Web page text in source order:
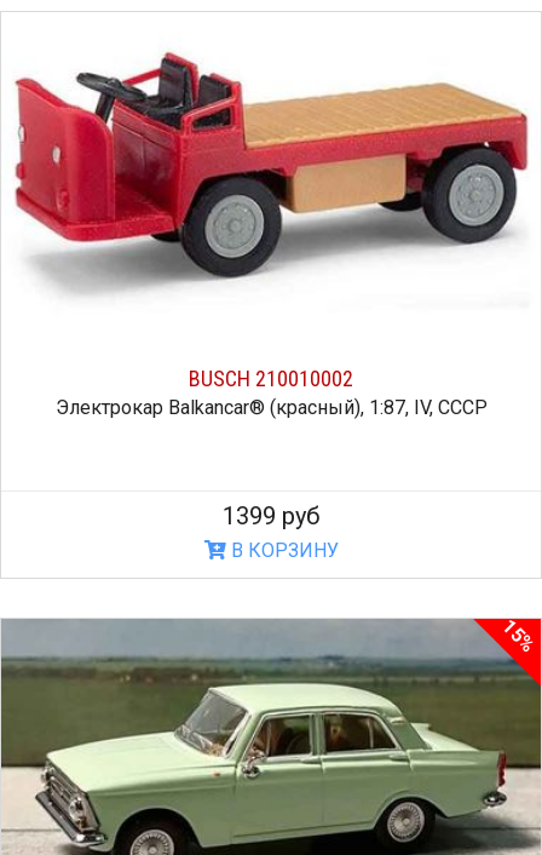
BUSCH 210010002
Электрокар Balkancar® (красный), 1:87, IV, СССР
1399 руб
В КОРЗИНУ
15%